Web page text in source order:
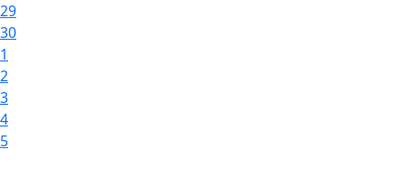
29
30
1
2
3
4
5